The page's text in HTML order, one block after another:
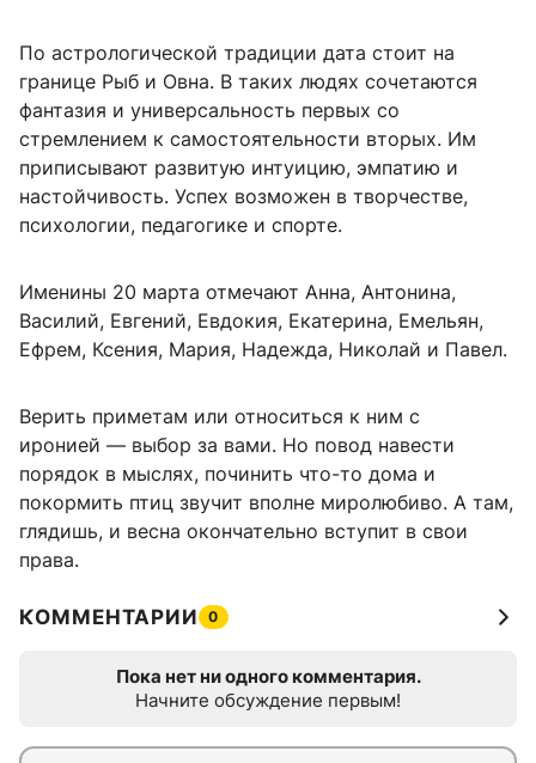
По астрологической традиции дата стоит на
границе Рыб и Овна. В таких людях сочетаются
фантазия и универсальность первых со
стремлением к самостоятельности вторых. Им
приписывают развитую интуицию, эмпатию и
настойчивость. Успех возможен в творчестве,
психологии, педагогике и спорте.
Именины 20 марта отмечают Анна, Антонина,
Василий, Евгений, Евдокия, Екатерина, Емельян,
Ефрем, Ксения, Мария, Надежда, Николай и Павел.
Верить приметам или относиться к ним с
иронией — выбор за вами. Но повод навести
порядок в мыслях, починить что-то дома и
покормить птиц звучит вполне миролюбиво. А там,
глядишь, и весна окончательно вступит в свои
права.
КОММЕНТАРИИ 0
Пока нет ни одного комментария.
Начните обсуждение первым!